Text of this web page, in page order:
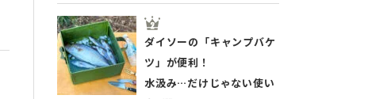
ダイソーの「キャンプバケ
ツ」が便利！
水汲み…だけじゃない使い